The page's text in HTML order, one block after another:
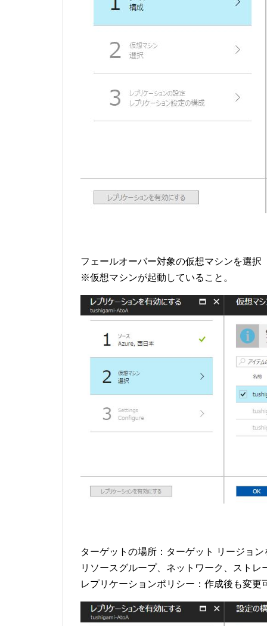
フェールオーバー対象の仮想マシンを選択
※仮想マシンが起動していること。
ターゲットの場所：ターゲット リージョン
リソースグループ、ネットワーク、スト
レプリケーションポリシー：作成後も変更